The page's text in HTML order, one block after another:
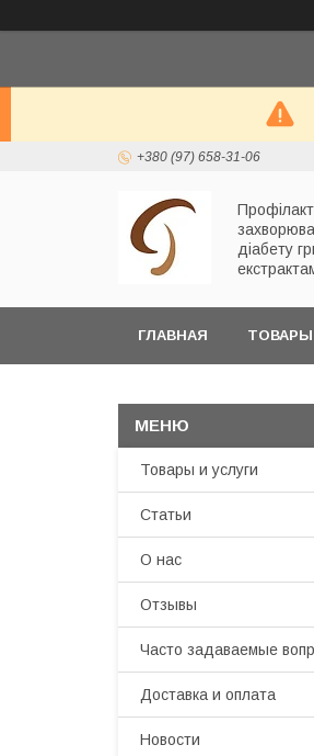
+380 (97) 658-31-06
діабету
ГЛАВНАЯ ТОВАРЫ
Товары и услуги
Статьи
О нас
Отзывы
Часто задаваемые
Доставка и оплата
Новости